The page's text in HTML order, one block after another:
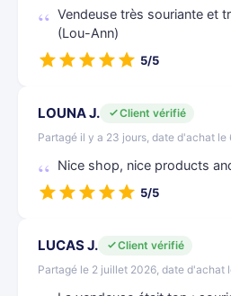
Vendeuse très souriante et
(Lou-Ann)
5/5
LOUNA J.
Client vérifié
Partagé il y a 23 jours, date d'achat le
Nice shop, nice products
5/5
LUCAS J.
Client vérifié
Partagé le 2 juillet 2026, date d'achat